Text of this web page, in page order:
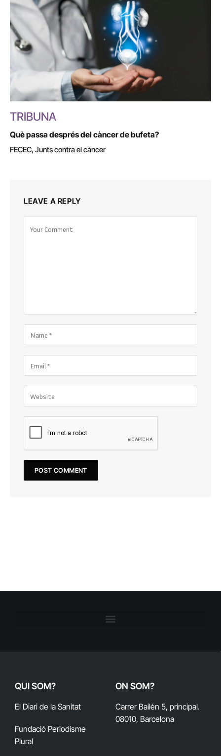
TRIBUNA
Què passa després del càncer de bufeta?
FECEC, Junts contra el càncer
LEAVE A REPLY
QUI SOM?
El Diari de la Sanitat
Fundació Periodisme
Plural
ON SOM?
Carrer Bailén 5, principal.
08010, Barcelona